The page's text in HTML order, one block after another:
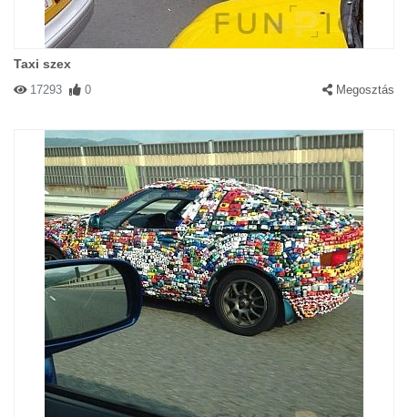
Taxi szex
17293 0 Megosztás